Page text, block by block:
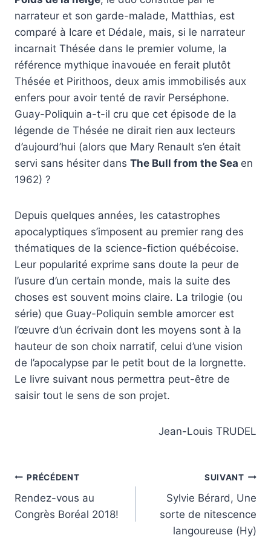
narrateur et son garde-malade, Matthias, est
comparé à Icare et Dédale, mais, si le narrateur
incarnait Thésée dans le premier volume, la
référence mythique inavouée en ferait plutôt
Thésée et Pirithoos, deux amis immobilisés aux
enfers pour avoir tenté de ravir Perséphone.
Guay-Poliquin a-t-il cru que cet épisode de la
légende de Thésée ne dirait rien aux lecteurs
d’aujourd’hui (alors que Mary Renault s’en était
servi sans hésiter dans The Bull from the Sea en
1962) ?
Depuis quelques années, les catastrophes
apocalyptiques s’imposent au premier rang des
thématiques de la science-fiction québécoise.
Leur popularité exprime sans doute la peur de
l’usure d’un certain monde, mais la suite des
choses est souvent moins claire. La trilogie (ou
série) que Guay-Poliquin semble amorcer est
l’œuvre d’un écrivain dont les moyens sont à la
hauteur de son choix narratif, celui d’une vision
de l’apocalypse par le petit bout de la lorgnette.
Le livre suivant nous permettra peut-être de
saisir tout le sens de son projet.
Jean-Louis TRUDEL
Navigation
de
PRÉCÉDENT
Rendez-vous au
Congrès Boréal 2018!
SUIVANT
Sylvie Bérard, Une
sorte de nitescence
langoureuse (Hy)